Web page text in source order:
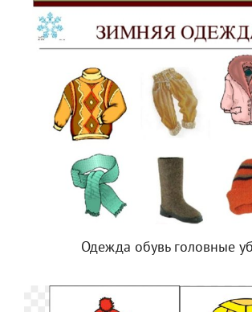
Одежда обувь головные